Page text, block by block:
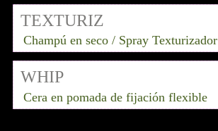
TEXTURIZ
Champú en seco / Spray Texturizador
WHIP
Cera en pomada de fijación flexible